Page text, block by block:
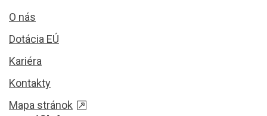
O nás
Dotácia EÚ
Kariéra
Kontakty
Mapa stránok